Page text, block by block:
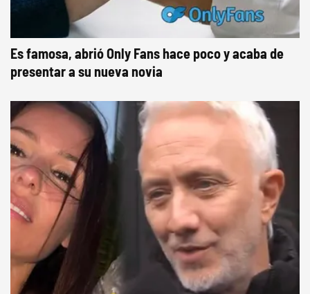
Es famosa, abrió Only Fans hace poco y acaba de
presentar a su nueva novia